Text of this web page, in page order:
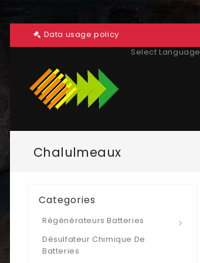
Data usage policy
Select Language
Chalulmeaux
Categories
Régénérateurs Batteries
Désulfateur Chimique De
Batteries